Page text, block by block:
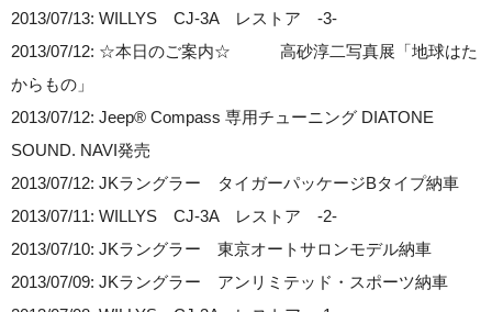
2013/07/13: WILLYS CJ-3A レストア -3-
2013/07/12: ☆本日のご案内☆ 高砂淳二写真展「地球はた
からもの」
2013/07/12: Jeep® Compass 専用チューニング DIATONE
SOUND. NAVI発売
2013/07/12: JKラングラー タイガーパッケージBタイプ納車
2013/07/11: WILLYS CJ-3A レストア -2-
2013/07/10: JKラングラー 東京オートサロンモデル納車
2013/07/09: JKラングラー アンリミテッド・スポーツ納車